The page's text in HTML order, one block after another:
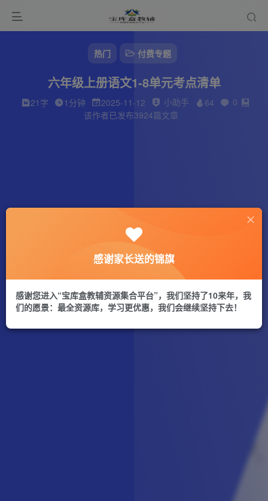
热门 付费专题
六年级上册语文1-8单元考点清单
21字 1分钟 2025-11-12 小助手 64
0
该作者已发布3924篇文章
感谢家长送的锦旗
感谢您进入“宝库盒教辅资源集合平台”，我们坚持了10来年，我
们的愿景：最全资源库，学习更优惠，我们会继续坚持下去！